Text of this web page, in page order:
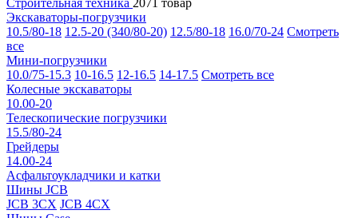
Строительная техника 2071 товар
Экскаваторы-погрузчики
10.5/80-18 12.5-20 (340/80-20) 12.5/80-18 16.0/70-24 Смотреть
все
Мини-погрузчики
10.0/75-15.3 10-16.5 12-16.5 14-17.5 Смотреть все
Колесные экскаваторы
10.00-20
Телескопические погрузчики
15.5/80-24
Грейдеры
14.00-24
Асфальтоукладчики и катки
Шины JCB
JCB 3CX JCB 4CX